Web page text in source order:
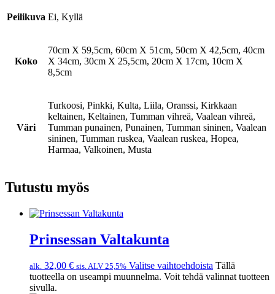
Peilikuva Ei, Kyllä
Koko
70cm X 59,5cm, 60cm X 51cm, 50cm X 42,5cm, 40cm
X 34cm, 30cm X 25,5cm, 20cm X 17cm, 10cm X
8,5cm
Väri
Turkoosi, Pinkki, Kulta, Liila, Oranssi, Kirkkaan
keltainen, Keltainen, Tumman vihreä, Vaalean vihreä,
Tumman punainen, Punainen, Tumman sininen, Vaalean
sininen, Tumman ruskea, Vaalean ruskea, Hopea,
Harmaa, Valkoinen, Musta
Tutustu myös
Prinsessan Valtakunta
alk. 32,00 € sis. ALV 25,5% Valitse vaihtoehdoista Tällä
tuotteella on useampi muunnelma. Voit tehdä valinnat tuotteen
sivulla.